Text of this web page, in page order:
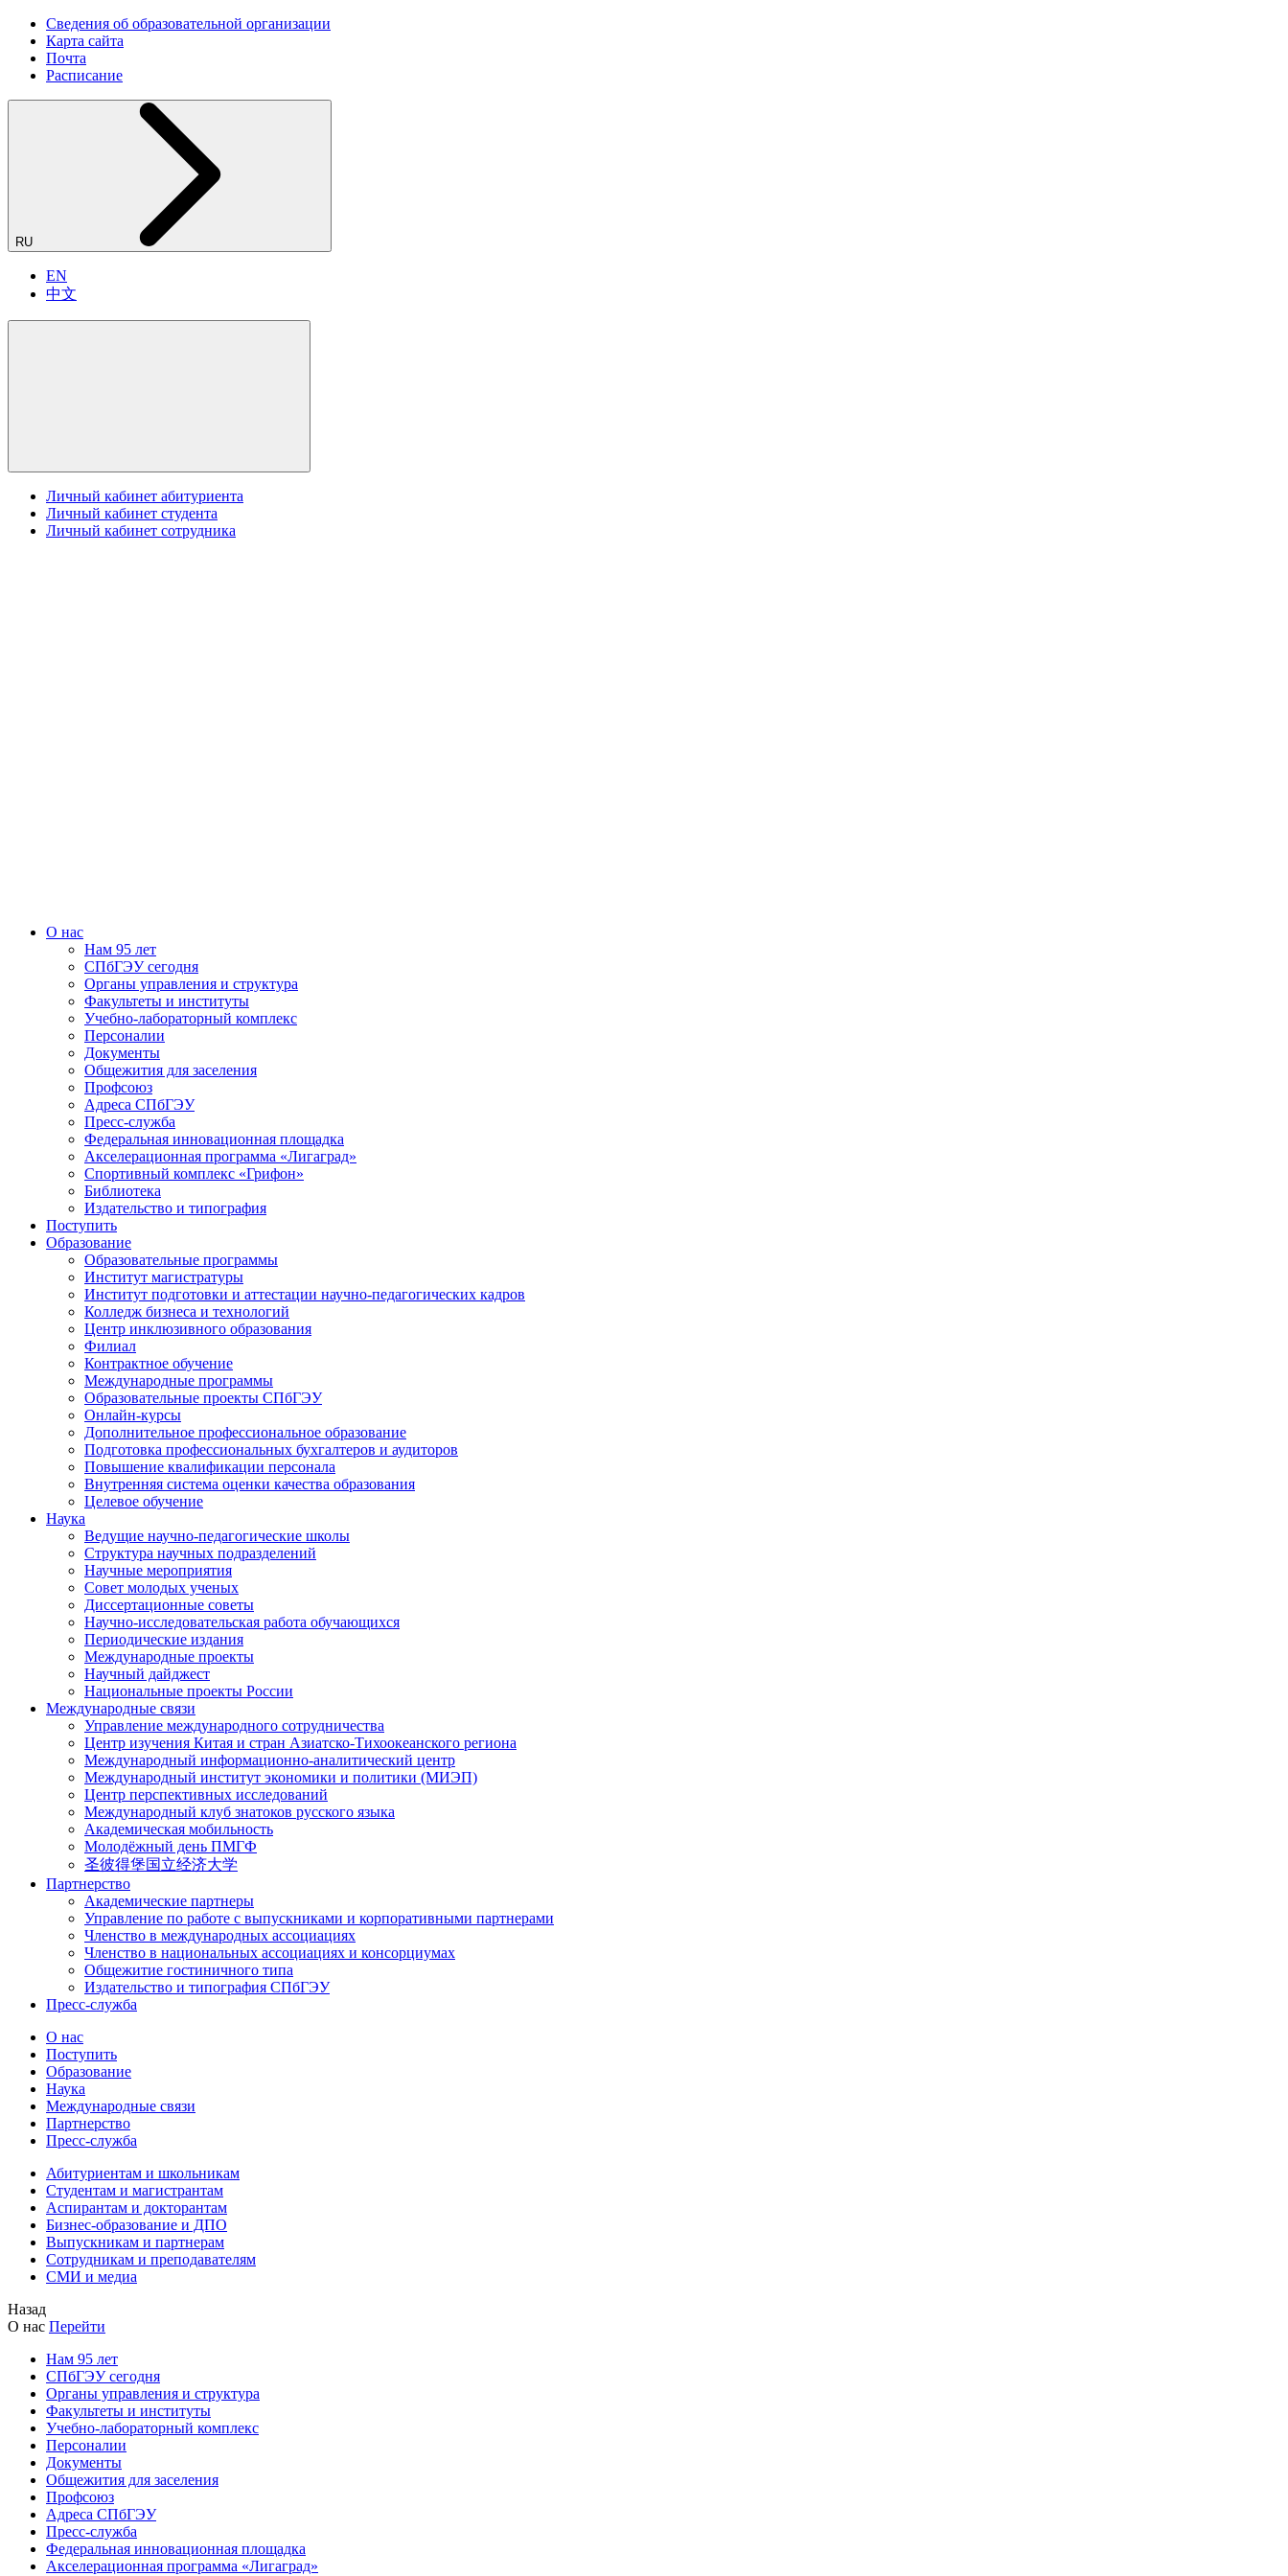
Сведения об образовательной организации
Карта сайта
Почта
Расписание
RU
EN
中文
Личный кабинет абитуриента
Личный кабинет студента
Личный кабинет сотрудника
О нас
Нам 95 лет
СПбГЭУ сегодня
Органы управления и структура
Факультеты и институты
Учебно-лабораторный комплекс
Персоналии
Документы
Общежития для заселения
Профсоюз
Адреса СПбГЭУ
Пресс-служба
Федеральная инновационная площадка
Акселерационная программа «Лигаград»­­
Спортивный комплекс «Грифон»
Библиотека
Издательство и типография
Поступить
Образование
Образовательные программы
Институт магистратуры
Институт подготовки и аттестации научно-педагогических кадров
Колледж бизнеса и технологий
Центр инклюзивного образования
Филиал
Контрактное обучение
Международные программы
Образовательные проекты СПбГЭУ
Онлайн-курсы
Дополнительное профессиональное образование
Подготовка профессиональных бухгалтеров и аудиторов
Повышение квалификации персонала
Внутренняя система оценки качества образования
Целевое обучение
Наука
Ведущие научно-педагогические школы
Структура научных подразделений
Научные мероприятия
Совет молодых ученых
Диссертационные советы
Научно-исследовательская работа обучающихся
Периодические издания
Международные проекты
Научный дайджест
Национальные проекты России
Международные связи
Управление международного сотрудничества
Центр изучения Китая и стран Азиатско-Тихоокеанского региона
Международный информационно-аналитический центр
Международный институт экономики и политики (МИЭП)
Центр перспективных исследований
Международный клуб знатоков русского языка
Академическая мобильность
Молодёжный день ПМГФ
圣彼得堡国立经济大学
Партнерство
Академические партнеры
Управление по работе с выпускниками и корпоративными партнерами
Членство в международных ассоциациях
Членство в национальных ассоциациях и консорциумах
Общежитие гостиничного типа
Издательство и типография СПбГЭУ
Пресс-служба
О нас
Поступить
Образование
Наука
Международные связи
Партнерство
Пресс-служба
Абитуриентам и школьникам
Студентам и магистрантам
Аспирантам и докторантам
Бизнес-образование и ДПО
Выпускникам и партнерам
Сотрудникам и преподавателям
СМИ и медиа
Назад
О нас Перейти
Нам 95 лет
СПбГЭУ сегодня
Органы управления и структура
Факультеты и институты
Учебно-лабораторный комплекс
Персоналии
Документы
Общежития для заселения
Профсоюз
Адреса СПбГЭУ
Пресс-служба
Федеральная инновационная площадка
Акселерационная программа «Лигаград»­­